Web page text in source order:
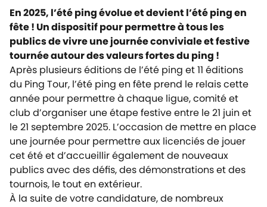
En 2025, l’été ping évolue et devient l’été ping en
fête ! Un dispositif pour permettre à tous les
publics de vivre une journée conviviale et festive
tournée autour des valeurs fortes du ping !
Après plusieurs éditions de l’été ping et 11 éditions
du Ping Tour, l’été ping en fête prend le relais cette
année pour permettre à chaque ligue, comité et
club d’organiser une étape festive entre le 21 juin et
le 21 septembre 2025. L’occasion de mettre en place
une journée pour permettre aux licenciés de jouer
cet été et d’accueillir également de nouveaux
publics avec des défis, des démonstrations et des
tournois, le tout en extérieur.
À la suite de votre candidature, de nombreux